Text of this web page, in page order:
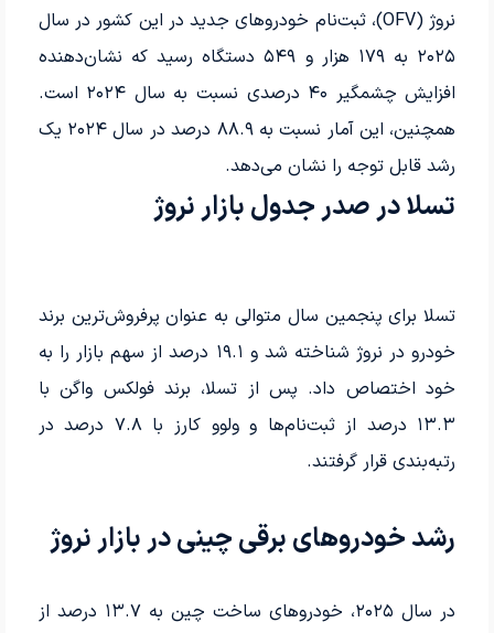
نروژ (OFV)، ثبت‌نام خودروهای جدید در این کشور در سال
۲۰۲۵ به ۱۷۹ هزار و ۵۴۹ دستگاه رسید که نشان‌دهنده
افزایش چشمگیر ۴۰ درصدی نسبت به سال ۲۰۲۴ است.
همچنین، این آمار نسبت به ۸۸.۹ درصد در سال ۲۰۲۴ یک
رشد قابل توجه را نشان می‌دهد.
تسلا در صدر جدول بازار نروژ
تسلا برای پنجمین سال متوالی به عنوان پرفروش‌ترین برند
خودرو در نروژ شناخته شد و ۱۹.۱ درصد از سهم بازار را به
خود اختصاص داد. پس از تسلا، برند فولکس واگن با
۱۳.۳ درصد از ثبت‌نام‌ها و ولوو کارز با ۷.۸ درصد در
رتبه‌بندی قرار گرفتند.
رشد خودروهای برقی چینی در بازار نروژ
در سال ۲۰۲۵، خودروهای ساخت چین به ۱۳.۷ درصد از